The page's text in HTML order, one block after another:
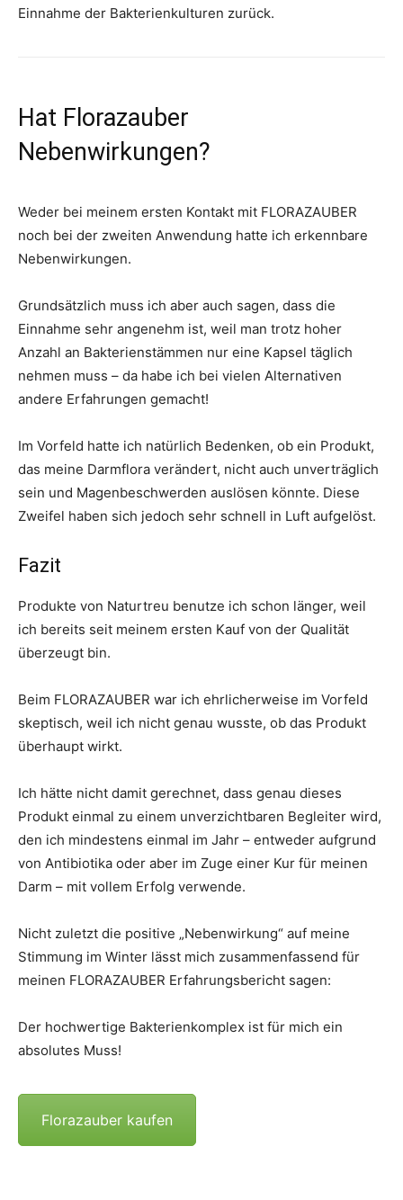
Einnahme der Bakterienkulturen zurück.
Hat Florazauber
Nebenwirkungen?
Weder bei meinem ersten Kontakt mit FLORAZAUBER
noch bei der zweiten Anwendung hatte ich erkennbare
Nebenwirkungen.
Grundsätzlich muss ich aber auch sagen, dass die
Einnahme sehr angenehm ist, weil man trotz hoher
Anzahl an Bakterienstämmen nur eine Kapsel täglich
nehmen muss – da habe ich bei vielen Alternativen
andere Erfahrungen gemacht!
Im Vorfeld hatte ich natürlich Bedenken, ob ein Produkt,
das meine Darmflora verändert, nicht auch unverträglich
sein und Magenbeschwerden auslösen könnte. Diese
Zweifel haben sich jedoch sehr schnell in Luft aufgelöst.
Fazit
Produkte von Naturtreu benutze ich schon länger, weil
ich bereits seit meinem ersten Kauf von der Qualität
überzeugt bin.
Beim FLORAZAUBER war ich ehrlicherweise im Vorfeld
skeptisch, weil ich nicht genau wusste, ob das Produkt
überhaupt wirkt.
Ich hätte nicht damit gerechnet, dass genau dieses
Produkt einmal zu einem unverzichtbaren Begleiter wird,
den ich mindestens einmal im Jahr – entweder aufgrund
von Antibiotika oder aber im Zuge einer Kur für meinen
Darm – mit vollem Erfolg verwende.
Nicht zuletzt die positive „Nebenwirkung“ auf meine
Stimmung im Winter lässt mich zusammenfassend für
meinen FLORAZAUBER Erfahrungsbericht sagen:
Der hochwertige Bakterienkomplex ist für mich ein
absolutes Muss!
Florazauber kaufen